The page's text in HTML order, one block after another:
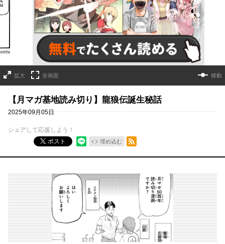
拡大 全画面 移動
【月マガ基地読み切り】龍狼伝誕生秘話
2025年09月05日
シェアして応援しよう！
ポスト
埋め込む
RSSフィード